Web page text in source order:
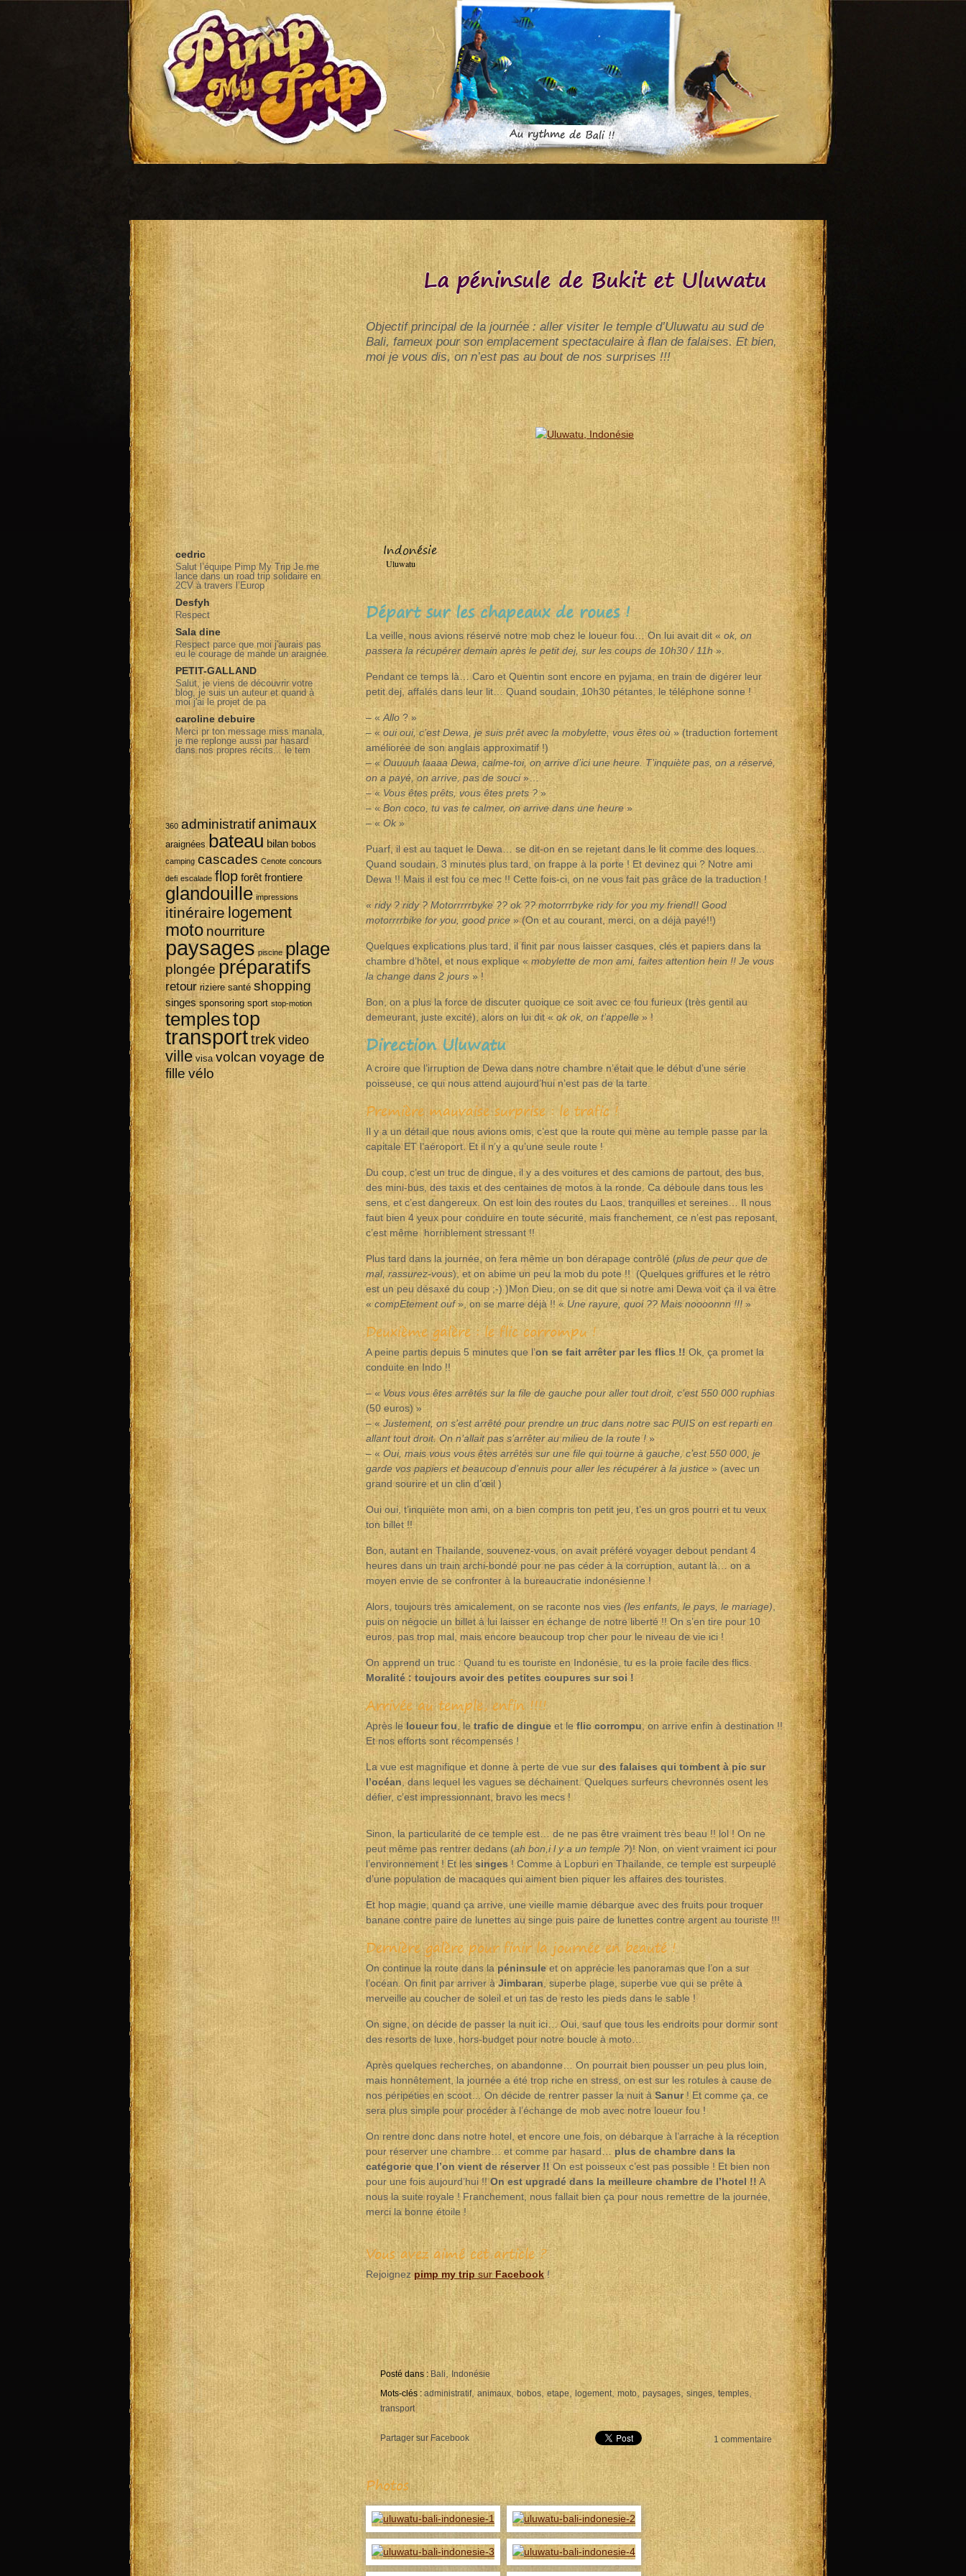
La péninsule de Bukit et Uluwatu
Objectif principal de la journée : aller visiter le temple d’Uluwatu au sud de
Bali, fameux pour son emplacement spectaculaire à flan de falaises. Et bien,
moi je vous dis, on n’est pas au bout de nos surprises !!!
Indonésie
Uluwatu
Départ sur les chapeaux de roues !
La veille, nous avions réservé notre mob chez le loueur fou… On lui avait dit « ok, on
passera la récupérer demain après le petit dej, sur les coups de 10h30 / 11h».
Pendant ce temps là… Caro et Quentin sont encore en pyjama, en train de digérer leur
petit dej, affalés dans leur lit… Quand soudain, 10h30 pétantes, le téléphone sonne !
– « Allo ? »
– « oui oui, c’est Dewa, je suis prêt avec la mobylette, vous êtes où » (traduction fortement
améliorée de son anglais approximatif !)
– «Ouuuuh laaaa Dewa, calme-toi, on arrive d’ici une heure. T’inquiète pas, on a réservé,
on a payé, on arrive, pas de souci»…
– «Vous êtes prêts, vous êtes prets ? »
– «Bon coco, tu vas te calmer, on arrive dans une heure»
– « Ok »
Puarf, il est au taquet le Dewa… se dit-on en se rejetant dans le lit comme des loques…
Quand soudain, 3 minutes plus tard, on frappe à la porte ! Et devinez qui ? Notre ami
Dewa !! Mais il est fou ce mec !! Cette fois-ci, on ne vous fait pas grâce de la traduction !
« ridy ? ridy ? Motorrrrrbyke ?? ok ?? motorrrbyke ridy for you my friend!! Good
motorrrrbike for you, good price » (On et au courant, merci, on a déjà payé!!)
Quelques explications plus tard, il finit par nous laisser casques, clés et papiers dans la
chambre d’hôtel, et nous explique « mobylette de mon ami, faites attention hein !! Je vous
la change dans 2 jours» !
Bon, on a plus la force de discuter quoique ce soit avec ce fou furieux (très gentil au
demeurant, juste excité), alors on lui dit « ok ok, on t’appelle » !
Direction Uluwatu
A croire que l’irruption de Dewa dans notre chambre n’était que le début d’une série
poisseuse, ce qui nous attend aujourd’hui n’est pas de la tarte.
Première mauvaise surprise : le trafic !
Il y a un détail que nous avions omis, c’est que la route qui mène au temple passe par la
capitale ET l’aéroport. Et il n’y a qu’une seule route !
Du coup, c’est un truc de dingue, il y a des voitures et des camions de partout, des bus,
des mini-bus, des taxis et des centaines de motos à la ronde. Ca déboule dans tous les
sens, et c’est dangereux. On est loin des routes du Laos, tranquilles et sereines… Il nous
faut bien 4 yeux pour conduire en toute sécurité, mais franchement, ce n’est pas reposant,
c’est même horriblement stressant !!
Plus tard dans la journée, on fera même un bon dérapage contrôlé (plus de peur que de
mal, rassurez-vous), et on abime un peu la mob du pote !! (Quelques griffures et le rétro
est un peu désaxé du coup ;-) )Mon Dieu, on se dit que si notre ami Dewa voit ça il va être
«compEtement ouf», on se marre déjà !! «Une rayure, quoi ?? Mais noooonnn !!! »
Deuxième galère : le flic corrompu !
A peine partis depuis 5 minutes que l’on se fait arrêter par les flics !! Ok, ça promet la
conduite en Indo !!
– « Vous vous êtes arrêtés sur la file de gauche pour aller tout droit, c’est 550 000 ruphias
(50 euros) »
– «Justement, on s’est arrêté pour prendre un truc dans notre sac PUIS on est reparti en
allant tout droit. On n’allait pas s’arrêter au milieu de la route !»
– « Oui, mais vous vous êtes arrêtés sur une file qui tourne à gauche, c’est 550 000, je
garde vos papiers et beaucoup d’ennuis pour aller les récupérer à la justice» (avec un
grand sourire et un clin d’œil )
Oui oui, t’inquiète mon ami, on a bien compris ton petit jeu, t’es un gros pourri et tu veux
ton billet !!
Bon, autant en Thailande, souvenez-vous, on avait préféré voyager debout pendant 4
heures dans un train archi-bondé pour ne pas céder à la corruption, autant là… on a
moyen envie de se confronter à la bureaucratie indonésienne !
Alors, toujours très amicalement, on se raconte nos vies(les enfants, le pays, le mariage)
puis on négocie un billet à lui laisser en échange de notre liberté !! On s’en tire pour 10
euros, pas trop mal, mais encore beaucoup trop cher pour le niveau de vie ici !
On apprend un truc : Quand tu es touriste en Indonésie, tu es la proie facile des flics.
Moralité : toujours avoir des petites coupures sur soi !
Arrivée au temple, enfin !!!!
Après leloueur fou , letrafic de dingue et le flic corrompu, on arrive enfin à destination !!
Et nos efforts sont récompensés !
La vue est magnifique et donne à perte de vue sur des falaises qui tombent à pic sur
l’océan , dans lequel les vagues se déchainent. Quelques surfeurs chevronnés osent les
défier, c’est impressionnant, bravo les mecs !
Sinon, la particularité de ce temple est… de ne pas être vraiment très beau !! lol ! On ne
peut même pas rentrer dedans (ah bon,i l y a un temple ?)! Non, on vient vraiment ici pour
l’environnement ! Et lessinges ! Comme à Lopburi en Thailande, ce temple est surpeuplé
d’une population de macaques qui aiment bien piquer les affaires des touristes.
Et hop magie, quand ça arrive, une vieille mamie débarque avec des fruits pour troquer
banane contre paire de lunettes au singe puis paire de lunettes contre argent au touriste !!!
Dernière galère pour finir la journée en beauté !
On continue la route dans la péninsuleet on apprécie les panoramas que l’on a sur
l’océan. On finit par arriver àJimbaran, superbe plage, superbe vue qui se prête à
merveille au coucher de soleil et un tas de resto les pieds dans le sable !
On signe, on décide de passer la nuit ici… Oui, sauf que tous les endroits pour dormir sont
des resorts de luxe, hors-budget pour notre boucle à moto…
Après quelques recherches, on abandonne… On pourrait bien pousser un peu plus loin,
mais honnêtement, la journée a été trop riche en stress, on est sur les rotules à cause de
nos péripéties en scoot… On décide de rentrer passer la nuit àSanur ! Et comme ça, ce
sera plus simple pour procéder à l’échange de mob avec notre loueur fou !
On rentre donc dans notre hotel, et encore une fois, on débarque à l’arrache à la réception
pour réserver une chambre… et comme par hasard…
plus de chambre dans la
catégorie que l’on vient de réserver !!On est poisseux c’est pas possible ! Et bien non
pour une fois aujourd’hui !!On est upgradé dans la meilleure chambre de l’hotel !!A
nous la suite royale ! Franchement, nous fallait bien ça pour nous remettre de la journée,
merci la bonne étoile !
Vous avez aimé cet article ?
Rejoignez pimp my tripsurFacebook!
Posté dans :Bali, Indonésie
Mots-clés :administratif, animaux ,bobos etape logement,moto paysages singes temples ,
transport
Partager sur Facebook 1 commentaire
Photos
cedric
Salut l’équipe Pimp My Trip Je me
lance dans un road trip solidaire en
2CV à travers l’Europ
Desfyh
Respect
Sala dine
Respect parce que moi j'aurais pas
eu le courage de mande un araignée.
PETIT-GALLAND
Salut, je viens de découvrir votre
blog, je suis un auteur et quand à
moi j'ai le projet de pa
caroline debuire
Merci pr ton message miss manala,
je me replonge aussi par hasard
dans nos propres récits... le tem
360 administratifanimaux
araignées bateau bilan bobos
camping cascades Cenote concours
defi escalade flop forêt frontiere
glandouille impressions
itinéraire logement
moto nourriture
paysages piscine plage
plongée préparatifs
retour riziere santé shopping
singes sponsoring sport stop-motion
templestop
transporttrek video
ville visa volcan voyage de
fillevélo